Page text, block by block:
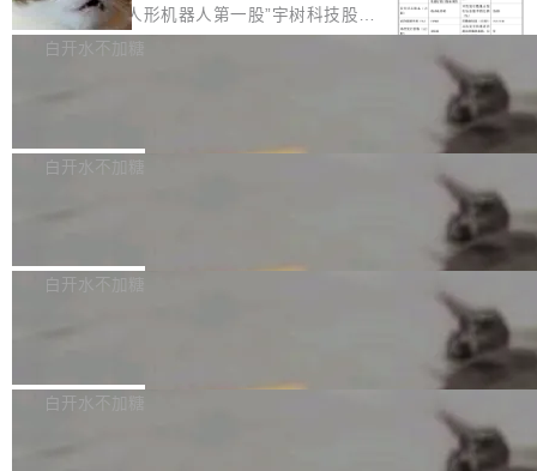
agent 有本质区别。大多数 agent harness 的设
计是基于早期模型的能力—...
细致的一份规则。 政策的核心只有一句话：LLM
可以用来分析、提炼、审阅、建议，但不能用来
不得生成涉及安全性的关键变更，除非作者本身
ek 获配 93.3 万股，锁定 36 个月
8月6日晚间，“人形机器人第一股”宇树科技股份
有限公司披露IPO发行价格及战略配售结果，杭
36个月。 公告显示，本次宇树科技战略配售对
员工参与设立的专项资产管理计划。其中，Dee
获配9...
白开水不加糖
Bug fixes and enhancements 修复多次传递同
一个回归问题，该问题导致拉取镜像时会拒绝包
题，该问题可能导致在旧版 Linux 内核...
白开水不加糖
e 孵化器项目管理委员会（IPMC）投票中获得
P）！这一里程碑不仅标志着 Fluss 迈入新的发
白开水不加糖
长期停止内容更新，未能实现其作为“AI版维基百
白开水不加糖